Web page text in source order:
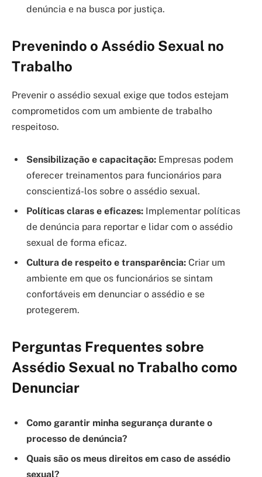
denúncia e na busca por justiça.
Prevenindo o Assédio Sexual no
Trabalho
Prevenir o assédio sexual exige que todos estejam
comprometidos com um ambiente de trabalho
respeitoso.
Sensibilização e capacitação: Empresas podem
oferecer treinamentos para funcionários para
conscientizá-los sobre o assédio sexual.
Políticas claras e eficazes: Implementar políticas
de denúncia para reportar e lidar com o assédio
sexual de forma eficaz.
Cultura de respeito e transparência: Criar um
ambiente em que os funcionários se sintam
confortáveis em denunciar o assédio e se
protegerem.
Perguntas Frequentes sobre
Assédio Sexual no Trabalho como
Denunciar
Como garantir minha segurança durante o
processo de denúncia?
Quais são os meus direitos em caso de assédio
sexual?